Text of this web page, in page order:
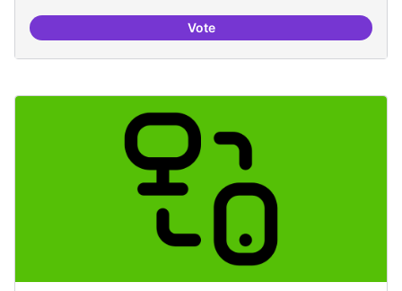
VoteXarxa internacional d'ateneus -